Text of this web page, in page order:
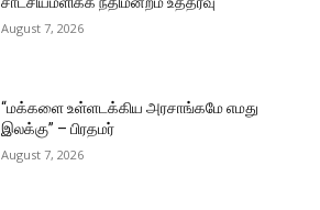
August 7, 2026
“மக்களை உள்ளடக்கிய அரசாங்கமே எமது
இலக்கு” – பிரதமர்
August 7, 2026